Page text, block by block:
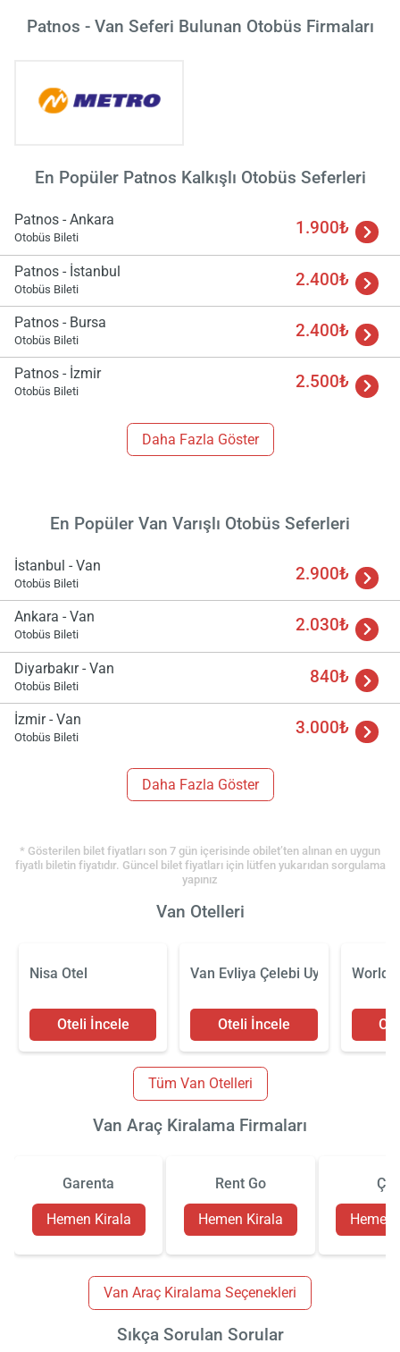
Patnos - Van Seferi Bulunan Otobüs Firmaları
En Popüler Patnos Kalkışlı Otobüs Seferleri
Patnos - Ankara
Otobüs Bileti 1.900₺
Patnos - İstanbul
Otobüs Bileti 2.400₺
Patnos - Bursa
Otobüs Bileti 2.400₺
Patnos - İzmir
Otobüs Bileti 2.500₺
Daha Fazla Göster
En Popüler Van Varışlı Otobüs Seferleri
İstanbul - Van
Otobüs Bileti 2.900₺
Ankara - Van
Otobüs Bileti 2.030₺
Diyarbakır - Van
Otobüs Bileti 840₺
İzmir - Van
Otobüs Bileti 3.000₺
Daha Fazla Göster
* Gösterilen bilet fiyatları son 7 gün içerisinde obilet’ten alınan en uygun
fiyatlı biletin fiyatıdır. Güncel bilet fiyatları için lütfen yukarıdan sorgulama
yapınız
Van Otelleri
Nisa Otel
Oteli İncele
Van Evliya Çelebi Uygulama
Oteli İncele
World
Tüm Van Otelleri
Van Araç Kiralama Firmaları
Garenta
Hemen Kirala
Rent Go
Hemen Kirala Hemen
Van Araç Kiralama Seçenekleri
Sıkça Sorulan Sorular